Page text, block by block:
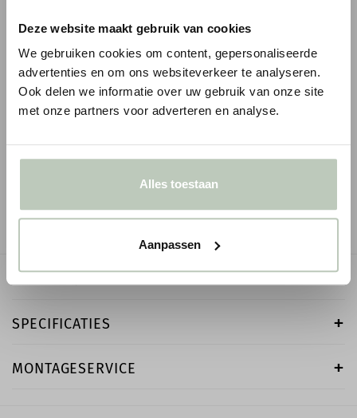
Deze website maakt gebruik van cookies
We gebruiken cookies om content, gepersonaliseerde
advertenties en om ons websiteverkeer te analyseren.
Ook delen we informatie over uw gebruik van onze site
met onze partners voor adverteren en analyse.
Alles toestaan
Aanpassen
LITTLE GREENE INTELLIGENT EGGSHELL
- 1 LITER
€ 75,00
● Verzonden in 1-2 werkdagen
LITTLE GREENE
LITER
€ 75,00
● Verzonden in 1-2
SPECIFICATIES
MONTAGESERVICE